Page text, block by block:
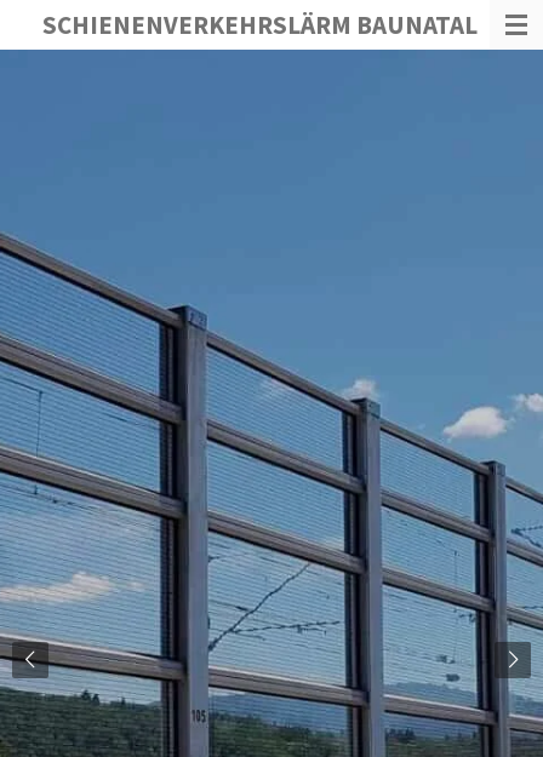
Zum
Hauptinhalt
SCHIENENVERKEHRSLÄRM BAUNATAL